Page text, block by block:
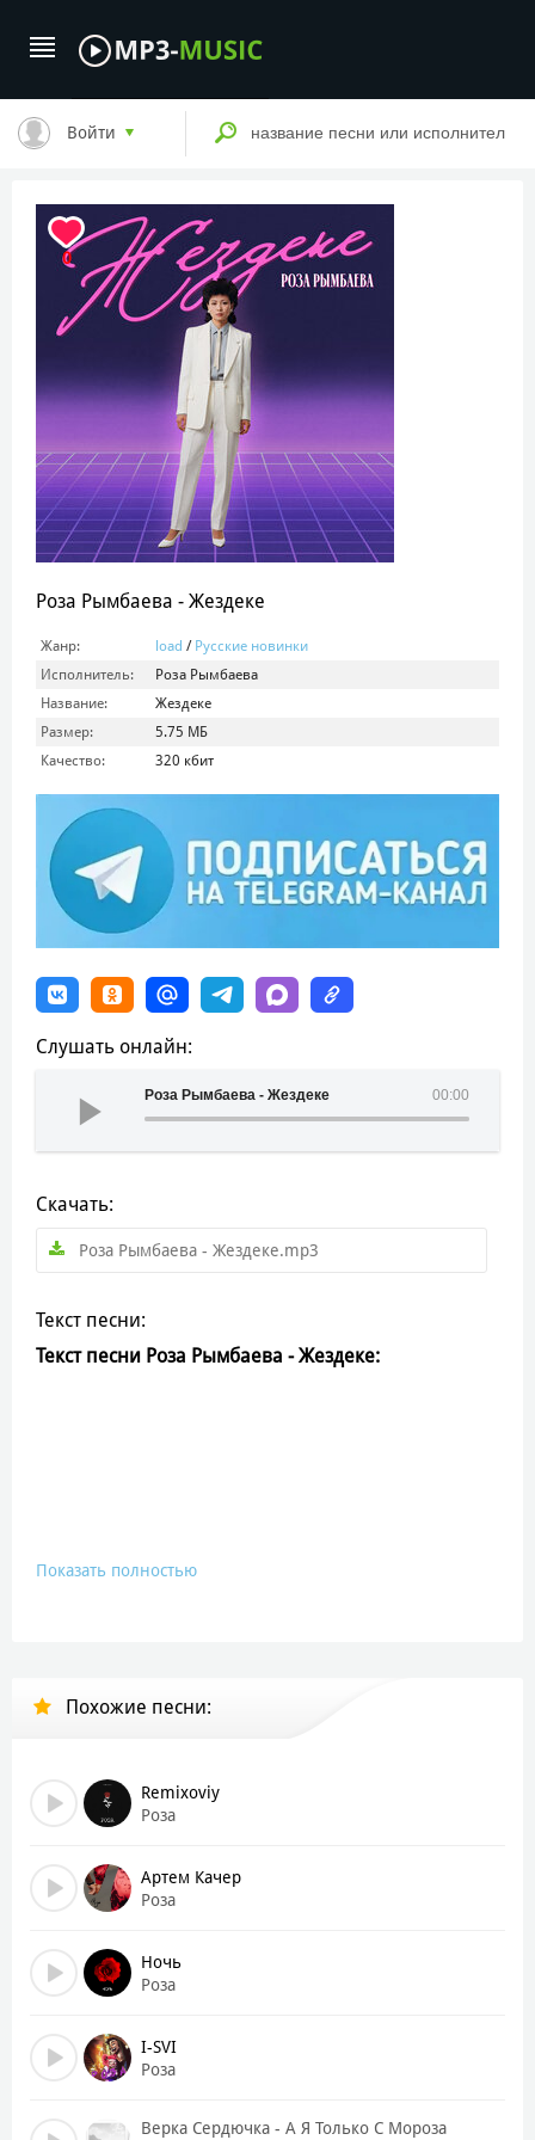
Войти
0
Роза Рымбаева - Жездеке
Жанр: load / Русские новинки
Исполнитель:
Роза Рымбаева
Название:
Жездеке
Размер:
5.75 МБ
Качество:
320 кбит
Слушать онлайн:
00:00
Роза Рымбаева - Жездеке
Скачать:
Роза Рымбаева - Жездеке.mp3
Текст песни:
Текст песни Роза Рымбаева - Жездеке:
Показать полностью
Похожие песни:
Remixoviy
Роза
Артем Качер
Роза
Ночь
Роза
I-SVI
Роза
Верка Сердючка - А Я Только С Мороза